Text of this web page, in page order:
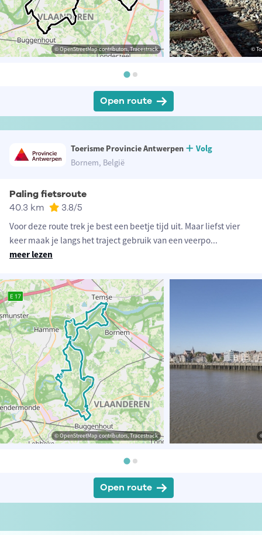
© OpenStreetMap contributors, Tracestrack ©
Open route
Toerisme Provincie Antwerpen
Volg
Bornem, België
Paling fietsroute
40.3 km 3.8/5
Voor deze route trek je best een beetje tijd uit. Maar liefst vier
keer maak je langs het traject gebruik van een veerpo...
meer lezen
© OpenStreetMap contributors, Tracestrack
Open route